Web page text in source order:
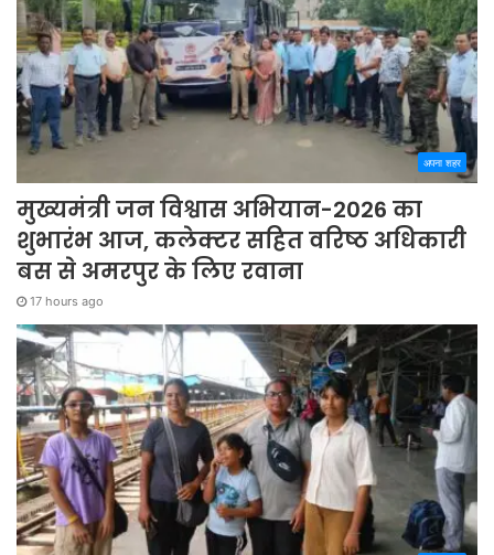
अपना शहर
मुख्यमंत्री जन विश्वास अभियान-2026 का
शुभारंभ आज, कलेक्टर सहित वरिष्ठ अधिकारी
बस से अमरपुर के लिए रवाना
17 hours ago